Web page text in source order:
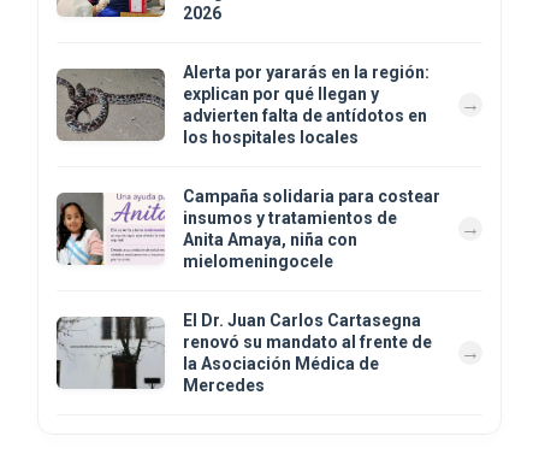
2026
Alerta por yararás en la región:
explican por qué llegan y
advierten falta de antídotos en
los hospitales locales
Campaña solidaria para costear
insumos y tratamientos de
Anita Amaya, niña con
mielomeningocele
El Dr. Juan Carlos Cartasegna
renovó su mandato al frente de
la Asociación Médica de
Mercedes